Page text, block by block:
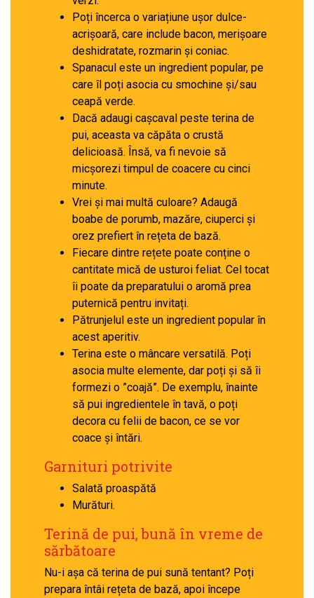
Poți încerca o variațiune ușor dulce-
acrișoară, care include bacon, merișoare
deshidratate, rozmarin și coniac.
Spanacul este un ingredient popular, pe
care îl poți asocia cu smochine și/sau
ceapă verde.
Dacă adaugi cașcaval peste terina de
pui, aceasta va căpăta o crustă
delicioasă. Însă, va fi nevoie să
micșorezi timpul de coacere cu cinci
minute.
Vrei și mai multă culoare? Adaugă
boabe de porumb, mazăre, ciuperci și
orez prefiert în rețeta de bază.
Fiecare dintre rețete poate conține o
cantitate mică de usturoi feliat. Cel tocat
îi poate da preparatului o aromă prea
puternică pentru invitați.
Pătrunjelul este un ingredient popular în
acest aperitiv.
Terina este o mâncare versatilă. Poți
asocia multe elemente, dar poți și să îi
formezi o ”coajă”. De exemplu, înainte
să pui ingredientele în tavă, o poți
decora cu felii de bacon, ce se vor
coace și întări.
Garnituri potrivite
Salată proaspătă
Murături.
Terină de pui, bună în vreme de
sărbătoare
Nu-i așa că terina de pui sună tentant? Poți
prepara întâi rețeta de bază, apoi începe